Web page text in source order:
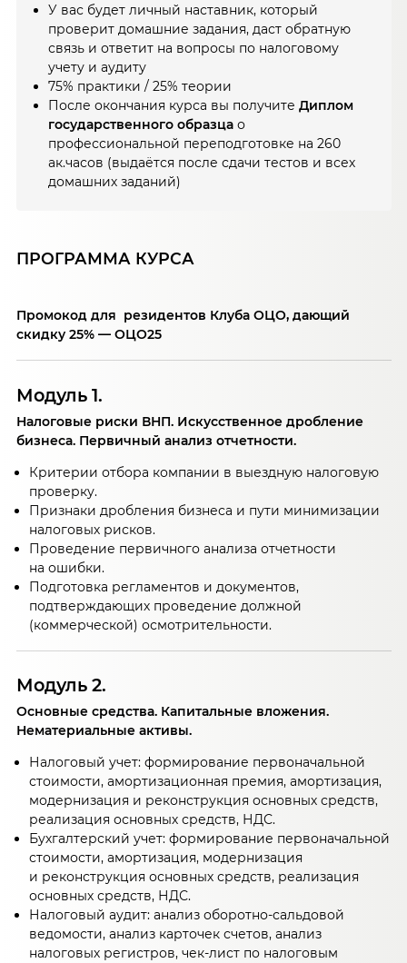
У вас будет личный наставник, который
проверит домашние задания, даст обратную
связь и ответит на вопросы по налоговому
учету и аудиту
75% практики / 25% теории
После окончания курса вы получитеДиплом
государственного образца о
профессиональной переподготовке на 260
ак.часов (выдаётся после сдачи тестов и всех
домашних заданий)
ПРОГРАММА КУРСА
Промокод для резидентов Клуба ОЦО, дающий
скидку 25% — ОЦО25
Модуль 1.
Налоговые риски ВНП. Искусственное дробление
бизнеса. Первичный анализ отчетности.
Критерии отбора компании в выездную налоговую
проверку.
Признаки дробления бизнеса и пути минимизации
налоговых рисков.
Проведение первичного анализа отчетности
на ошибки.
Подготовка регламентов и документов,
подтверждающих проведение должной
(коммерческой) осмотрительности.
Модуль 2.
Основные средства. Капитальные вложения.
Нематериальные активы.
Налоговый учет: формирование первоначальной
стоимости, амортизационная премия, амортизация,
модернизация и реконструкция основных средств,
реализация основных средств, НДС.
Бухгалтерский учет: формирование первоначальной
стоимости, амортизация, модернизация
и реконструкция основных средств, реализация
основных средств, НДС.
Налоговый аудит: анализ оборотно-сальдовой
ведомости, анализ карточек счетов, анализ
налоговых регистров, чек-лист по налоговым